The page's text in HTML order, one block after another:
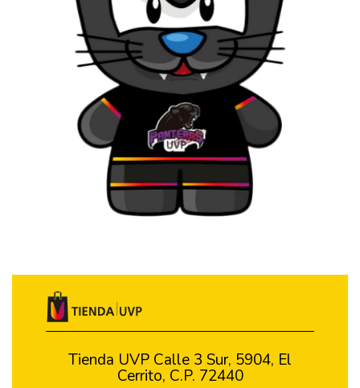
Tienda UVP Calle 3 Sur, 5904, El
Cerrito, C.P. 72440